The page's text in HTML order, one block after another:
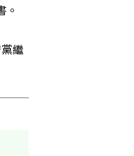
。
繼